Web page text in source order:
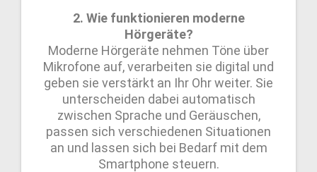
2. Wie funktionieren moderne
Hörgeräte?
Moderne Hörgeräte nehmen Töne über
Mikrofone auf, verarbeiten sie digital und
geben sie verstärkt an Ihr Ohr weiter. Sie
unterscheiden dabei automatisch
zwischen Sprache und Geräuschen,
passen sich verschiedenen Situationen
an und lassen sich bei Bedarf mit dem
Smartphone steuern.